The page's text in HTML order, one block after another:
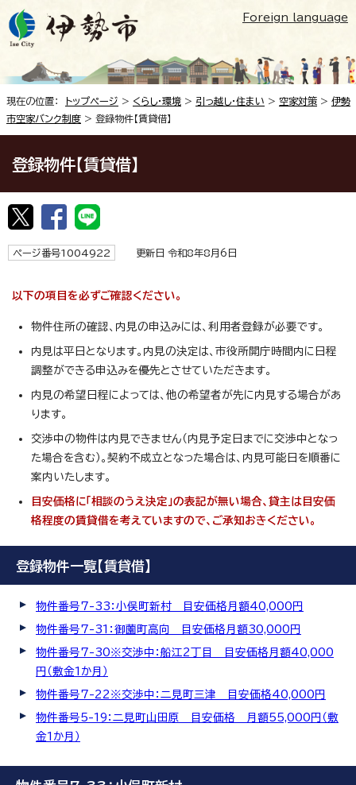
Foreign language
現在の位置： トップページ > くらし・環境 > 引っ越し・住まい > 空家対策 > 伊勢
市空家バンク制度 > 登録物件【賃貸借】
登録物件【賃貸借】
ページ番号1004922 更新日 令和8年8月6日
以下の項目を必ずご確認ください。
物件住所の確認、内見の申込みには、利用者登録が必要です。
内見は平日となります。内見の決定は、市役所開庁時間内に日程
調整ができる申込みを優先とさせていただきます。
内見の希望日程によっては、他の希望者が先に内見する場合があ
ります。
交渉中の物件は内見できません（内見予定日までに交渉中となっ
た場合を含む）。契約不成立となった場合は、内見可能日を順番に
案内いたします。
目安価格に「相談のうえ決定」の表記が無い場合、貸主は目安価
格程度の賃貸借を考えていますので、ご承知おきください。
登録物件一覧【賃貸借】
物件番号7-33：小俣町新村 目安価格月額40,000円
物件番号7-31：御薗町高向 目安価格月額30,000円
物件番号7-30※交渉中：船江2丁目 目安価格月額40,000
円（敷金1か月）
物件番号7-22※交渉中：二見町三津 目安価格40,000円
物件番号5-19：二見町山田原 目安価格 月額55,000円（敷
金1か月）